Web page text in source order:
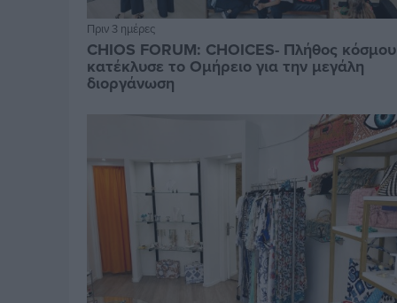
Πριν 3 ημέρες
CHIOS FORUM: CHOICES- Πλήθος κόσμου
κατέκλυσε το Ομήρειο για την μεγάλη
διοργάνωση